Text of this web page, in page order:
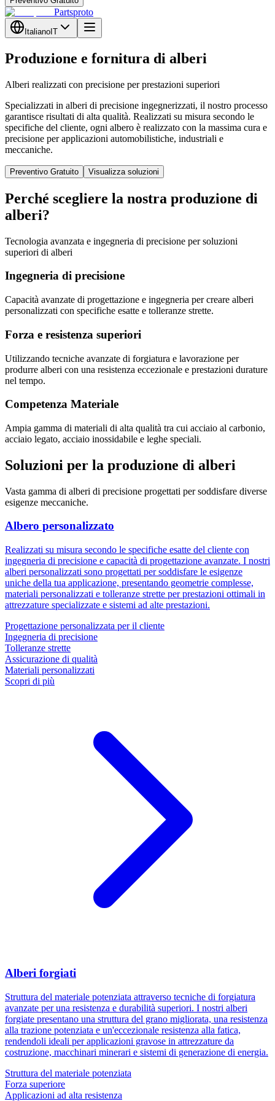
Partsproto
Italiano IT
Produzione e fornitura di alberi
Alberi realizzati con precisione per prestazioni superiori
Specializzati in alberi di precisione ingegnerizzati, il nostro processo
garantisce risultati di alta qualità. Realizzati su misura secondo le
specifiche del cliente, ogni albero è realizzato con la massima cura e
precisione per applicazioni automobilistiche, industriali e
meccaniche.
Preventivo Gratuito Visualizza soluzioni
Perché scegliere la nostra produzione di
alberi?
Tecnologia avanzata e ingegneria di precisione per soluzioni
superiori di alberi
Ingegneria di precisione
Capacità avanzate di progettazione e ingegneria per creare alberi
personalizzati con specifiche esatte e tolleranze strette.
Forza e resistenza superiori
Utilizzando tecniche avanzate di forgiatura e lavorazione per
produrre alberi con una resistenza eccezionale e prestazioni durature
nel tempo.
Competenza Materiale
Ampia gamma di materiali di alta qualità tra cui acciaio al carbonio,
acciaio legato, acciaio inossidabile e leghe speciali.
Soluzioni per la produzione di alberi
Vasta gamma di alberi di precisione progettati per soddisfare diverse
esigenze meccaniche.
Albero personalizzato
Realizzati su misura secondo le specifiche esatte del cliente con
ingegneria di precisione e capacità di progettazione avanzate. I nostri
alberi personalizzati sono progettati per soddisfare le esigenze
uniche della tua applicazione, presentando geometrie complesse,
materiali personalizzati e tolleranze strette per prestazioni ottimali in
attrezzature specializzate e sistemi ad alte prestazioni.
Progettazione personalizzata per il cliente
Ingegneria di precisione
Tolleranze strette
Assicurazione di qualità
Materiali personalizzati
Scopri di più
Alberi forgiati
Struttura del materiale potenziata attraverso tecniche di forgiatura
avanzate per una resistenza e durabilità superiori. I nostri alberi
forgiate presentano una struttura del grano migliorata, una resistenza
alla trazione potenziata e un'eccezionale resistenza alla fatica,
rendendoli ideali per applicazioni gravose in attrezzature da
costruzione, macchinari minerari e sistemi di generazione di energia.
Struttura del materiale potenziata
Forza superiore
Applicazioni ad alta resistenza